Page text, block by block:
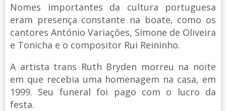
Nomes importantes da cultura portuguesa
eram presença constante na boate, como os
cantores António Variações, Simone de Oliveira
e Tonicha e o compositor Rui Reininho.
A artista trans Ruth Bryden morreu na noite
em que recebia uma homenagem na casa, em
1999. Seu funeral foi pago com o lucro da
festa.